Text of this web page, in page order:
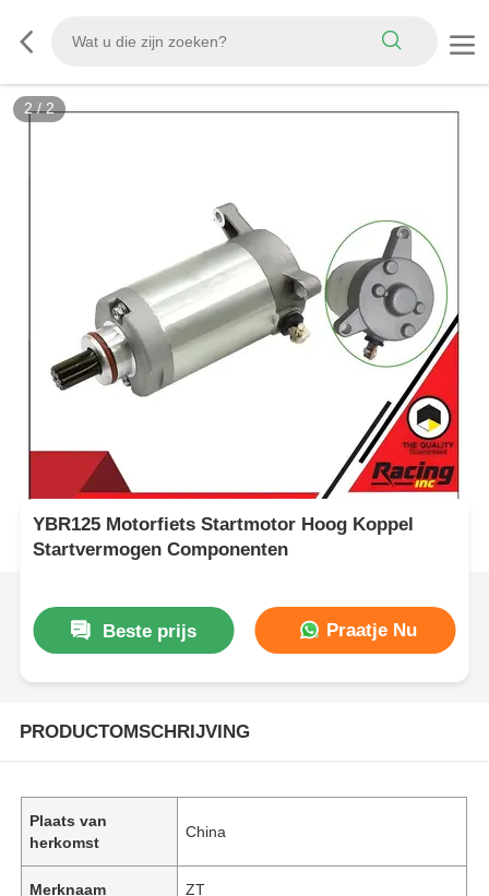
2/2
YBR125 Motorfiets Startmotor Hoog Koppel
Startvermogen Componenten
Beste prijs Praatje Nu
PRODUCTOMSCHRIJVING
Plaats van
herkomst
China
Merknaam ZT